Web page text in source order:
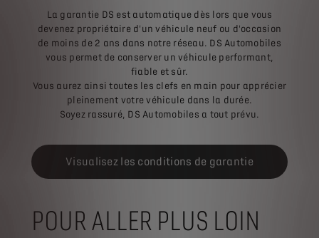
La garantie DS est automatique dès lors que vous
devenez propriétaire d'un véhicule neuf ou d'occasion
de moins de 2 ans dans notre réseau. DS Automobiles
vous permet de conserver un véhicule performant,
fiable et sûr.
Vous aurez ainsi toutes les clefs en main pour apprécier
pleinement votre véhicule dans la durée.
Soyez rassuré, DS Automobiles a tout prévu.
Visualisez les conditions de garantie
POUR ALLER PLUS LOIN